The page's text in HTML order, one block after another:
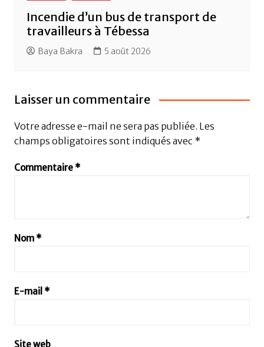
Incendie d’un bus de transport de
travailleurs à Tébessa
Baya Bakra 5 août 2026
Laisser un commentaire
Votre adresse e-mail ne sera pas publiée. Les
champs obligatoires sont indiqués avec *
Commentaire *
Nom *
E-mail *
Site web